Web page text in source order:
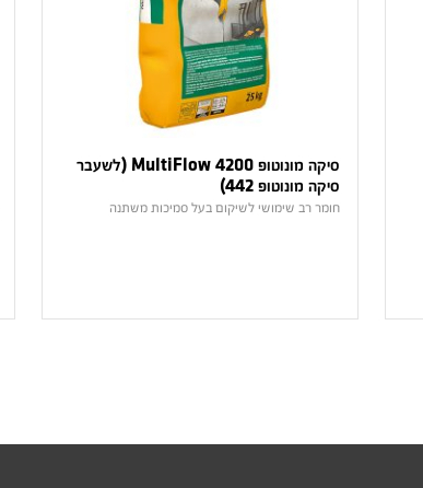
סיקה מונוטופ 4200 MultiFlow (לשעבר
סיקה מונוטופ 442)
חומר רב שימושי לשיקום בעל סמיכות משתנה